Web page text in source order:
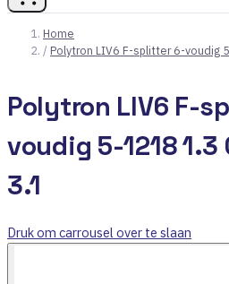
Home
/ Polytron LIV6 F-splitter 6-voudig
Polytron LIV6 F-
voudig 5-1218 1.3
3.1
Druk om carrousel over te slaan